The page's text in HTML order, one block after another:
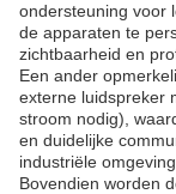
ondersteuning voor
de apparaten te
zichtbaarheid en
Een ander
externe luidspreker
stroom nodig),
en duidelijke
industriële
Bovendien worden